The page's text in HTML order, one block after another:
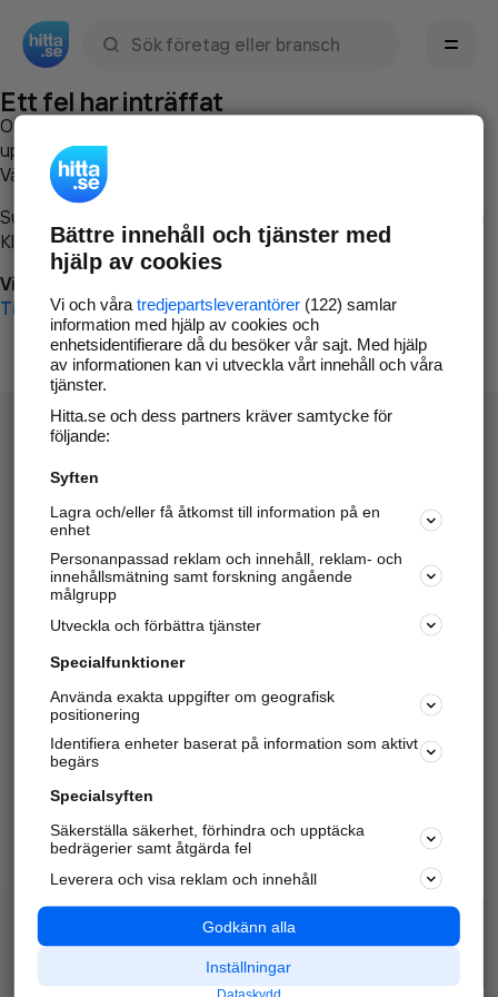
Ett fel har inträffat
Om du vill kan du
uppstod så att vi lättare och snabbare kan avhjälpa det.
Vänligen försök med följande:
Surfa till
Klicka påTillbaka-knappen i webbläsaren och försök igen
Vi beklagar besväret!
Till startsidan
Hitta.se - Gratis nummerupplysning.
Sök företag, personer och platser.
Hitta telefonnummer, adresser, företagsinfo mm.
Marknadsför företaget
Kom igång och annonsera mot
samarbetspartners nära dig.
Alla kategorier
Populära sökningar
API & Kartor
Annonsera
Integritet
Nödnummer
Bättre innehåll och tjänster med
hjälp av cookies
Vi och våra tredjepartsleverantörer(122) samlar
information med hjälp av cookies och
enhetsidentifierare då du besöker vår sajt. Med hjälp
av informationen kan vi utveckla vårt innehåll och våra
tjänster.
Hitta.se och dess partners kräver samtycke för
följande:
Syften
Lagra och/eller få åtkomst till information på en
enhet
Personanpassad reklam och innehåll, reklam- och
innehållsmätning samt forskning angående
målgrupp
Utveckla och förbättra tjänster
Specialfunktioner
Använda exakta uppgifter om geografisk
positionering
Identifiera enheter baserat på information som aktivt
begärs
Specialsyften
Säkerställa säkerhet, förhindra och upptäcka
bedrägerier samt åtgärda fel
Leverera och visa reklam och innehåll
Godkänn alla
Inställningar
Dataskydd